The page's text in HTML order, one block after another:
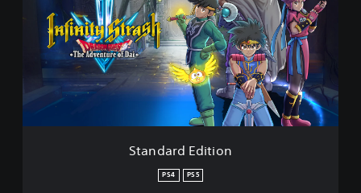
d
i
t
Standard Edition
PS4 PS5